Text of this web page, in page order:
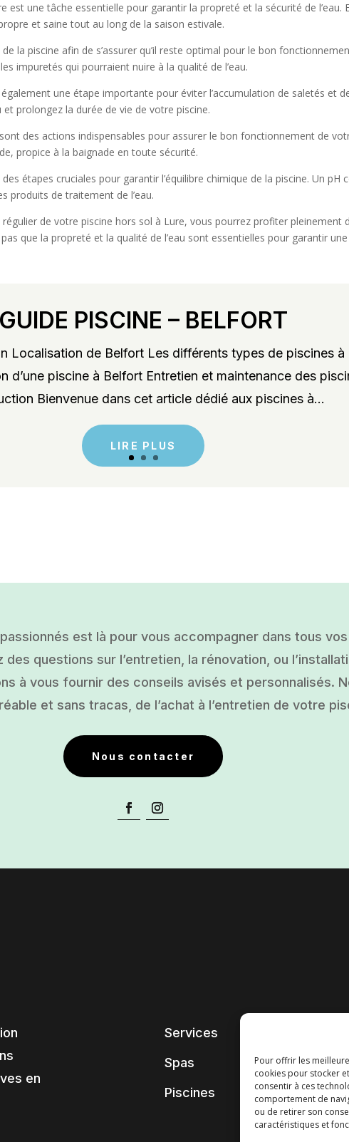
Pour offrir les
cookies pour stocker
consentir à ces
comportement de
ou de retirer son
caractéristiques et
est une tâche essentielle pour garantir la propreté et la sécurité de
et saine tout au long de la saison estivale.
la piscine afin de s’assurer qu’il reste optimal pour le bon
impuretés qui pourraient nuire à la qualité de l’eau.
une étape importante pour éviter l’accumulation de saletés et
prolongez la durée de vie de votre piscine.
des actions indispensables pour assurer le bon fonctionnement de
propice à la baignade en toute sécurité.
étapes cruciales pour garantir l’équilibre chimique de la piscine. Un
produits de traitement de l’eau.
de votre piscine hors sol à Lure, vous pourrez profiter pleinement
que la propreté et la qualité de l’eau sont essentielles pour garantir
GUIDE PISCINE – BELFORT
Localisation de Belfort Les différents types de piscines à
d’une piscine à Belfort Entretien et maintenance des
Bienvenue dans cet article dédié aux piscines à...
LIRE PLUS
est là pour vous accompagner dans tous
questions sur l’entretien, la rénovation, ou
à vous fournir des conseils avisés et personnalisés.
et sans tracas, de l’achat à l’entretien de votre
Nous contacter
en
Services
Spas
Piscines